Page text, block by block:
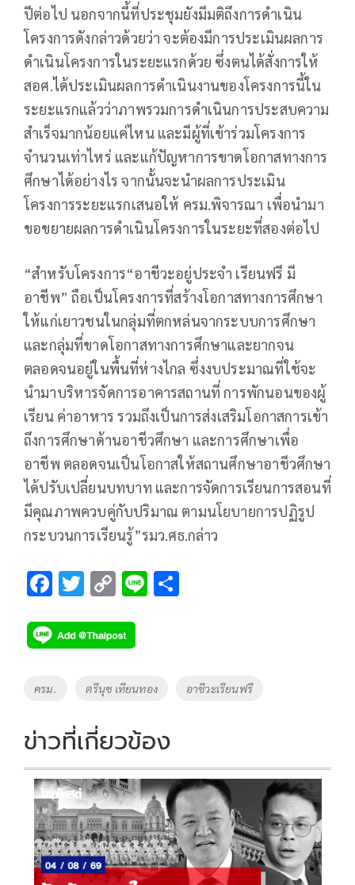
ปีต่อไป นอกจากนี้ที่ประชุมยังมีมติถึงการดำเนิน
โครงการดังกล่าวด้วยว่า จะต้องมีการประเมินผลการ
ดำเนินโครงการในระยะแรกด้วย ซึ่งตนได้สั่งการให้
สอศ.ได้ประเมินผลการดำเนินงานของโครงการนี้ใน
ระยะแรกแล้วว่าภาพรวมการดำเนินการประสบความ
สำเร็จมากน้อยแค่ไหน และมีผู้ที่เข้าร่วมโครงการ
จำนวนเท่าไหร่ และแก้ปัญหาการขาดโอกาสทางการ
ศึกษาได้อย่างไร จากนั้นจะนำผลการประเมิน
โครงการระยะแรกเสนอให้ ครม.พิจารณา เพื่อนำมา
ขอขยายผลการดำเนินโครงการในระยะที่สองต่อไป
“สำหรับโครงการ“อาชีวะอยู่ประจำ เรียนฟรี มี
อาชีพ” ถือเป็นโครงการที่สร้างโอกาสทางการศึกษา
ให้แก่เยาวชนในกลุ่มที่ตกหล่นจากระบบการศึกษา
และกลุ่มที่ขาดโอกาสทางการศึกษาและยากจน
ตลอดจนอยู่ในพื้นที่ห่างไกล ซึ่งงบประมาณที่ใช้จะ
นำมาบริหารจัดการอาคารสถานที่ การพักนอนของผู้
เรียน ค่าอาหาร รวมถึงเป็นการส่งเสริมโอกาสการเข้า
ถึงการศึกษาด้านอาชีวศึกษา และการศึกษาเพื่อ
อาชีพ ตลอดจนเป็นโอกาสให้สถานศึกษาอาชีวศึกษา
ได้ปรับเปลี่ยนบทบาท และการจัดการเรียนการสอนที่
มีคุณภาพควบคู่กับปริมาณ ตามนโยบายการปฏิรูป
กระบวนการเรียนรู้”รมว.ศธ.กล่าว
F
e
b
o
k
T
tt
er
C
p
y
Li
k
Li
Tags
ครม. ตรีนุช เทียนทอง อาชีวะเรียนฟรี
ข่าวที่เกี่ยวข้อง